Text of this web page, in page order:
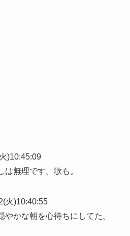
)10:45:09
無理です。歌も。
火)10:40:55
かな朝を心待ちにしてた。